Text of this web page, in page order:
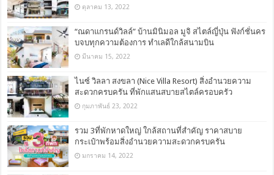
ตุลาคม 13, 2022
“ณดาแกรนด์วิลล์” บ้านมินิมอล มูจิ สไตล์ญี่ปุ่น ฟังก์ชั่นคร
บจบทุกความต้องการ ทำเลดีใกล้สนามบิน
มีนาคม 15, 2022
ไนซ์ วิลลา สงขลา (Nice Villa Resort) สิ่งอำนวยความ
สะดวกครบครัน ที่พักแสนสบายสไตล์ครอบครัว
กุมภาพันธ์ 23, 2022
รวม 3ที่พักหาดใหญ่ ใกล้สถานที่สำคัญ ราคาสบาย
กระเป๋าพร้อมสิ่งอำนวยความสะดวกครบครัน
มกราคม 14, 2022